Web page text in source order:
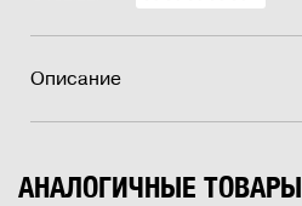
Описание
АНАЛОГИЧНЫЕ ТОВАРЫ